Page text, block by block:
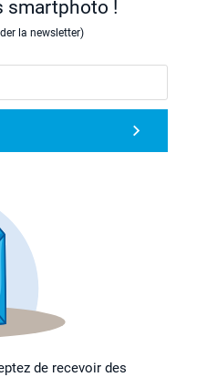
smartphoto !
la newsletter)
de recevoir des